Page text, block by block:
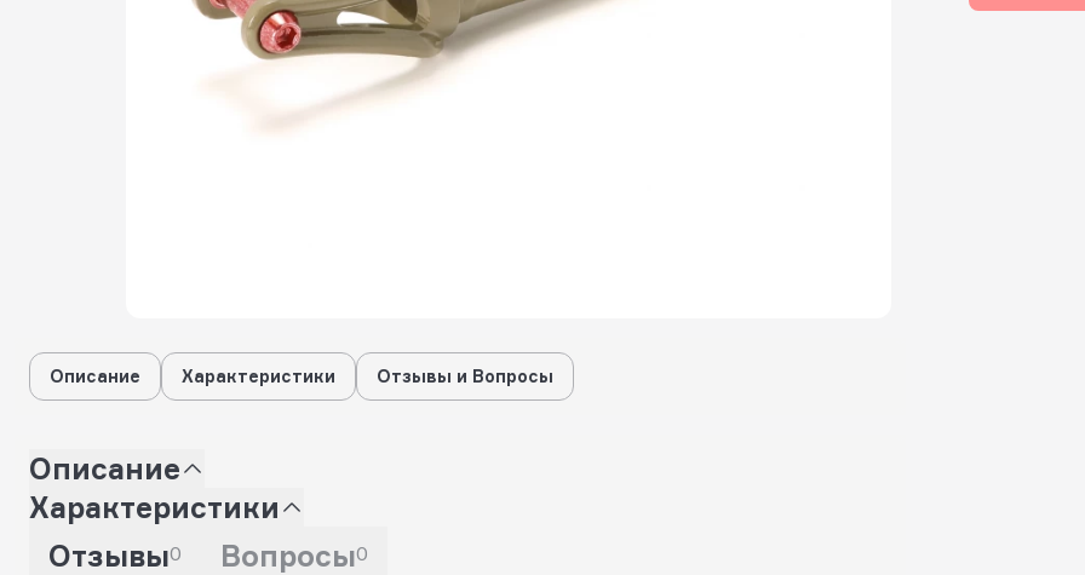
Описание Характеристики Отзывы и Вопросы
Описание
Характеристики
Отзывы0 Вопросы0